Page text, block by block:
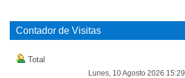
Contador de Visitas
Total
Lunes, 10 Agosto 2026 15:29